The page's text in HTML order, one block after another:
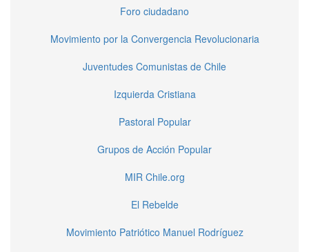
Foro ciudadano
Movimiento por la Convergencia Revolucionaria
Juventudes Comunistas de Chile
Izquierda Cristiana
Pastoral Popular
Grupos de Acción Popular
MIR Chile.org
El Rebelde
Movimiento Patriótico Manuel Rodríguez